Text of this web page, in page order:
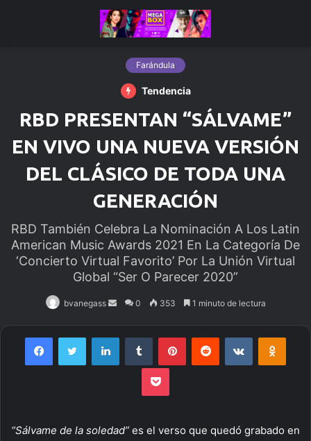
Farándula
Tendencia
RBD PRESENTAN “SÁLVAME”
EN VIVO UNA NUEVA VERSIÓN
DEL CLÁSICO DE TODA UNA
GENERACIÓN
RBD También Celebra La Nominación A Los Latin
American Music Awards 2021 En La Categoría De
‘Concierto Virtual Favorito’ Por La Unión Virtual
Global “Ser O Parecer 2020”
bvanegass
Send
email
0 353 1 minuto de lectura
Pocket
“Sálvame de la soledad” es el verso que quedó grabado en